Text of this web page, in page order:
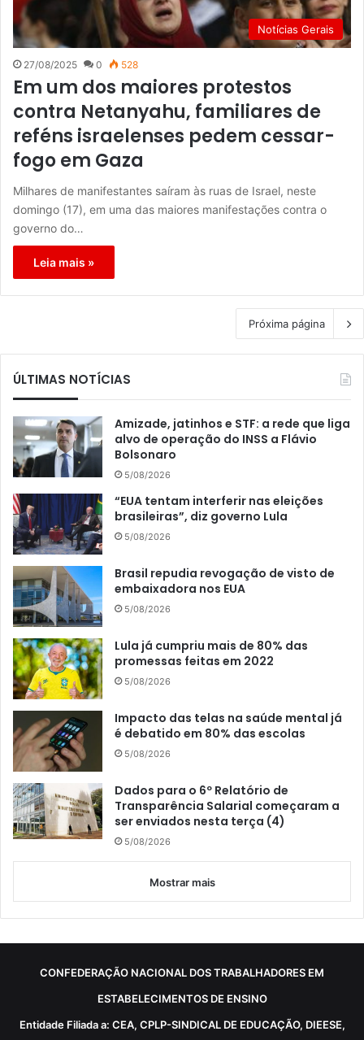
Notícias Gerais
27/08/2025 0 528
Em um dos maiores protestos
contra Netanyahu, familiares de
reféns israelenses pedem cessar-
fogo em Gaza
Milhares de manifestantes saíram às ruas de Israel, neste
domingo (17), em uma das maiores manifestações contra o
governo do…
Leia mais »
Próxima página
ÚLTIMAS NOTÍCIAS
Amizade, jatinhos e STF: a rede que liga
alvo de operação do INSS a Flávio
Bolsonaro
5/08/2026
“EUA tentam interferir nas eleições
brasileiras”, diz governo Lula
5/08/2026
Brasil repudia revogação de visto de
embaixadora nos EUA
5/08/2026
Lula já cumpriu mais de 80% das
promessas feitas em 2022
5/08/2026
Impacto das telas na saúde mental já
é debatido em 80% das escolas
5/08/2026
Dados para o 6º Relatório de
Transparência Salarial começaram a
ser enviados nesta terça (4)
5/08/2026
Mostrar mais
CONFEDERAÇÃO NACIONAL DOS TRABALHADORES EM
ESTABELECIMENTOS DE ENSINO
Entidade Filiada a: CEA, CPLP-SINDICAL DE EDUCAÇÃO, DIEESE,